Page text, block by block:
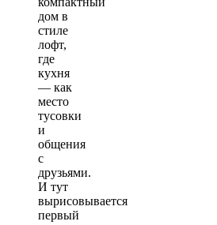
дом в
стиле
лофт,
где
кухня
— как
место
тусовки
и
общения
с
друзьями.
И тут
вырисовывается
первый